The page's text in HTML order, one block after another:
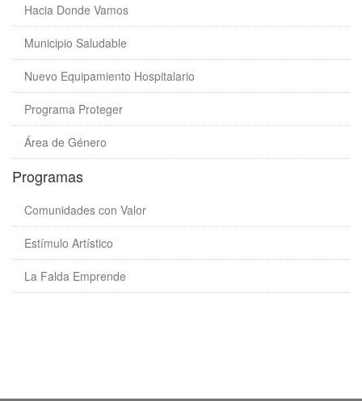
Hacia Donde Vamos
Municipio Saludable
Nuevo Equipamiento Hospitalario
Programa Proteger
Área de Género
Programas
Comunidades con Valor
Estímulo Artístico
La Falda Emprende